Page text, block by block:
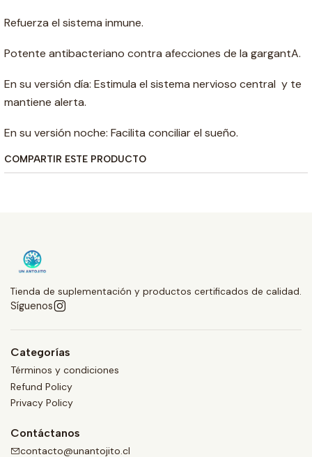
Refuerza el sistema inmune.
Potente antibacteriano contra afecciones de la gargantA.
En su versión día: Estimula el sistema nervioso central y te
mantiene alerta.
En su versión noche: Facilita conciliar el sueño.
COMPARTIR ESTE PRODUCTO
Tienda de suplementación y productos certificados de calidad.
Síguenos
Categorías
Términos y condiciones
Refund Policy
Privacy Policy
Contáctanos
contacto@unantojito.cl